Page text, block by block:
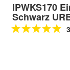
IPWKS170
Schwarz
3